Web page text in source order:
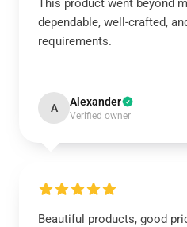
This product went beyond
dependable, well-crafted,
requirements.
A Alexander
Verified owner
Beautiful products, good